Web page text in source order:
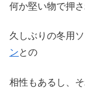
何か堅い物で押
久しぶりの冬用
ンとの
相性もあるし、